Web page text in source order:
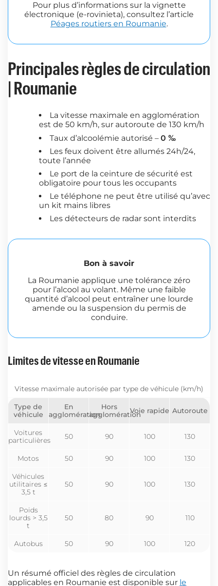
Pour plus d’informations sur la vignette
électronique (e-rovinieta), consultez l’article
Péages routiers en Roumanie.
Principales règles de circulation
| Roumanie
La vitesse maximale en agglomération
est de 50 km/h, sur autoroute de 130 km/h
Taux d’alcoolémie autorisé – 0 ‰
Les feux doivent être allumés 24h/24,
toute l’année
Le port de la ceinture de sécurité est
obligatoire pour tous les occupants
Le téléphone ne peut être utilisé qu’avec
un kit mains libres
Les détecteurs de radar sont interdits
Bon à savoir
La Roumanie applique une tolérance zéro
pour l’alcool au volant. Même une faible
quantité d’alcool peut entraîner une lourde
amende ou la suspension du permis de
conduire.
Limites de vitesse en Roumanie
Vitesse maximale autorisée par type de véhicule (km/h)
Type de
véhicule
En
agglomération
Hors
agglomérationVoie rapide Autoroute
Voitures
particulières
50 90 100 130
Motos 50 90 100 130
Véhicules
utilitaires ≤
3,5 t
50 90 100 130
Poids
lourds > 3,5
t
50 80 90 110
Autobus 50 90 100 120
Un résumé officiel des règles de circulation
applicables en Roumanie est disponible sur le